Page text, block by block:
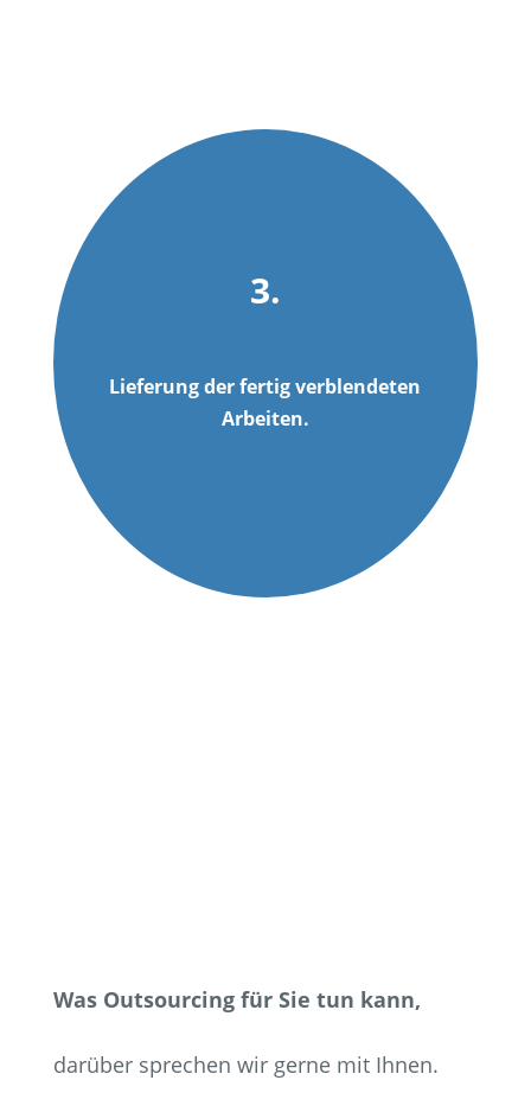
3.
Lie­fe­rung der fer­tig ver­blen­de­ten
Arbeiten.
Was Out­sour­cing für Sie tun kann,
dar­über spre­chen wir ger­ne mit Ihnen.